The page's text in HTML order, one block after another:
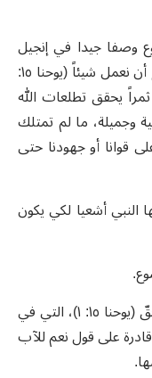
وصفا جيدا في إنجيل
اليوم، حينما قال أنه بمعزل عنه لا نستطيع أن نعمل شيئاً (يوحنا ١٥:
يحقق تطلعات الله
وجميلة، ما لم تمتلك
قوانا أو جهودنا حتى
النبي أشعيا لكي يكون
لهذا السبب يشبّه الرب نفسه بالكرمة الحقّ (يوحنا ١٥: ١)، التي في
قادرة على قول نعم للآب